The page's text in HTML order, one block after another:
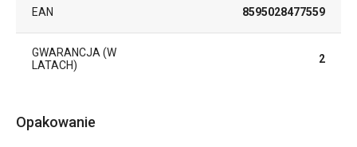
EAN 8595028477559
GWARANCJA (W
LATACH)
2
Opakowanie